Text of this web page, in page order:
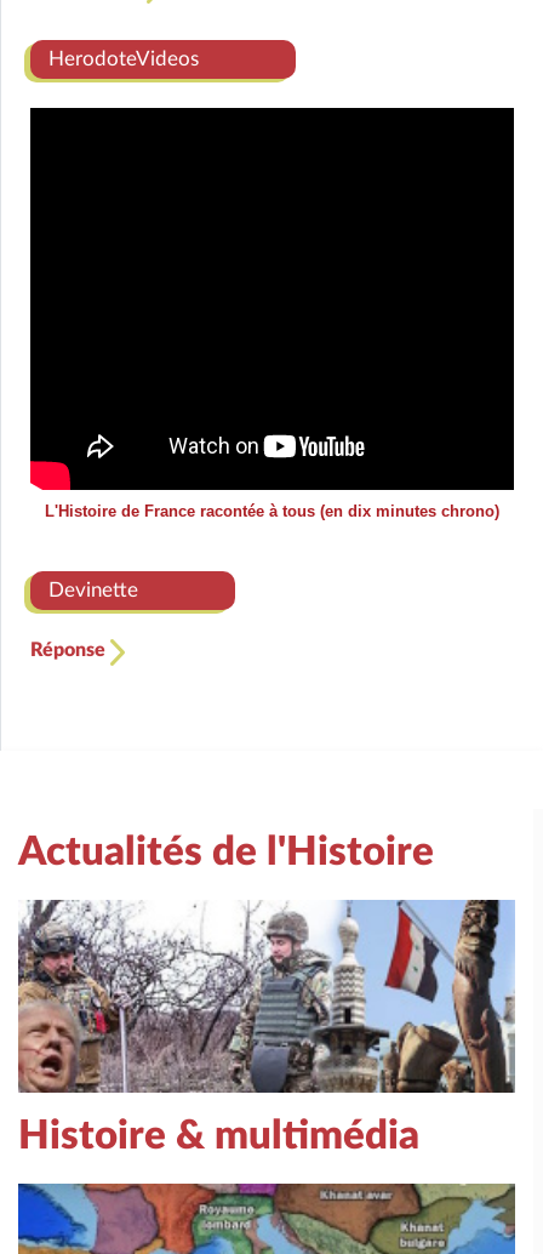
HerodoteVideos
L'Histoire de France racontée à tous (en dix minutes chrono)
Devinette
Réponse
Actualités de l'Histoire
Histoire & multimédia